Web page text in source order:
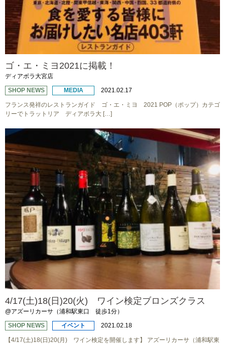
ゴ・エ・ミヨ2021に掲載！
ディアボラ大宮店
SHOP NEWS
MEDIA 2021.02.17
フランス発祥のレストランガイド ゴ・エ・ミヨ 2021 POP（ポップ）カテゴ
リーでトラットリア ディアボラ大 […]
4/17(土)18(日)20(火) ワイン検定ブロンズクラス
@アズーリカーサ（浦和駅東口 徒歩1分）
SHOP NEWS
イベント 2021.02.18
【4/17(土)18(日)20(月) ワイン検定を開催します】 アズーリカーサ（浦和駅東